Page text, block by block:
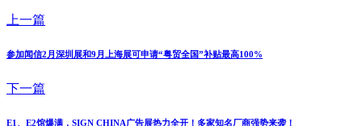
上一篇
参加闻信2月深圳展和9月上海展可申请“粤贸全国”补贴最高100%
下一篇
E1、E2馆爆满，SIGN CHINA广告展热力全开！多家知名厂商强势来袭！